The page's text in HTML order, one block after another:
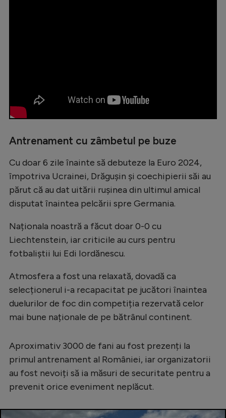
Antrenament cu zâmbetul pe buze
Cu doar 6 zile înainte să debuteze la Euro 2024,
împotriva Ucrainei, Drăgușin și coechipierii săi au
părut că au dat uitării rușinea din ultimul amical
disputat înaintea pelcării spre Germania.
Naționala noastră a făcut doar 0-0 cu
Liechtenstein, iar criticile au curs pentru
fotbaliștii lui Edi Iordănescu.
Atmosfera a fost una relaxată, dovadă ca
selecționerul i-a recapacitat pe jucători înaintea
duelurilor de foc din competiția rezervată celor
mai bune naționale de pe bătrânul continent.
Aproximativ 3000 de fani au fost prezenți la
primul antrenament al României, iar organizatorii
au fost nevoiți să ia măsuri de securitate pentru a
prevenit orice eveniment neplăcut.